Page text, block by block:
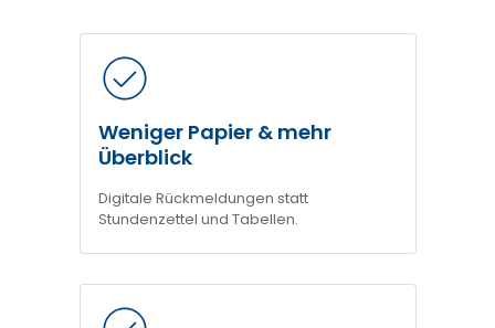
Weniger Papier & mehr
Überblick
Digitale Rückmeldungen statt
Stundenzettel und Tabellen.